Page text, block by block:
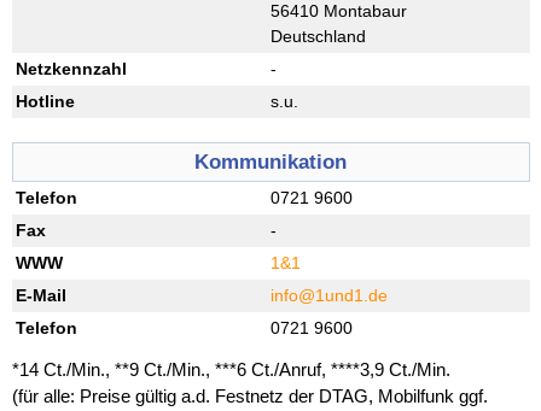
56410 Montabaur
Deutschland
Netzkennzahl
-
Hotline
s.u.
Kommunikation
Telefon
0721 9600
Fax
-
WWW
1&1
E-Mail
info@1und1.de
Telefon
0721 9600
*14 Ct./Min., **9 Ct./Min., ***6 Ct./Anruf, ****3,9 Ct./Min.
(für alle: Preise gültig a.d. Festnetz der DTAG, Mobilfunk ggf.